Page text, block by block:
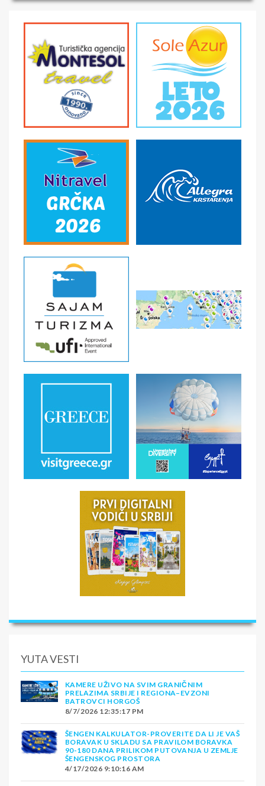
organizatora putovanja ili inopartnera tokom boravka; -
Troškove organizacije i vođstva puta.
U CENU NIJE UKLJUČENO
- U cenu nije uračunata boravišna taksa. Cena je po
smeštajnoj jedinici po danu i plaća se na licu mesta -
Međunarodno putno zdravstveno osiguranje; -
Korišćenje klima uređaja (cena na upit) - Individualne i
koristi putnik, a nisu pomenute programom putovanja, a
naprave se u toku puta i u toku boravka u objektu.
YUTA VESTI
KAMERE UŽIVO NA SVIM GRANIČNIM
PRELAZIMA SRBIJE I REGIONA–EVZONI
BATROVCI HORGOŠ
8/7/2026 12:35:17 PM
ŠENGEN KALKULATOR-PROVERITE DA LI JE VAŠ
BORAVAK U SKLADU SA PRAVILOM BORAVKA
90-180 DANA PRILIKOM PUTOVANJA U ZEMLJE
ŠENGENSKOG PROSTORA
4/17/2026 9:10:16 AM